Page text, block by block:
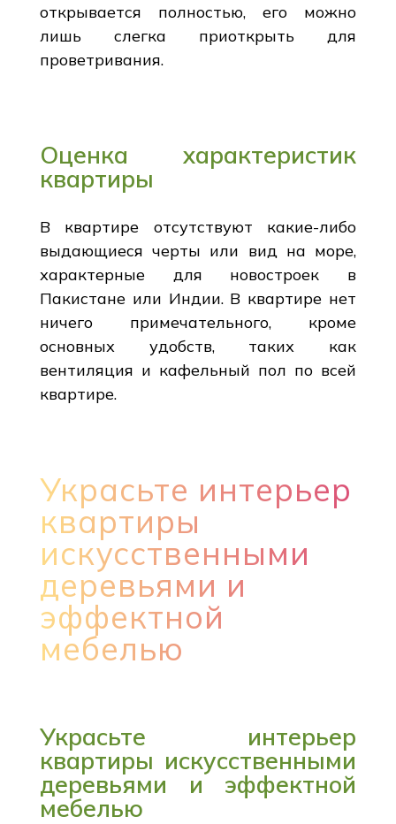
открывается полностью, его можно
лишь слегка приоткрыть для
проветривания.
Оценка характеристик
квартиры
В квартире отсутствуют какие-либо
выдающиеся черты или вид на море,
характерные для новостроек в
Пакистане или Индии. В квартире нет
ничего примечательного, кроме
основных удобств, таких как
вентиляция и кафельный пол по всей
квартире.
Украсьте интерьер
квартиры
искусственными
деревьями и
эффектной
мебелью
Украсьте интерьер
квартиры искусственными
деревьями и эффектной
мебелью